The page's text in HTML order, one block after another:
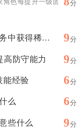
分
如何在影之刃工匠藏宝地任务中获得稀有装备 9分
高防守能力 9分
能经验 6分
么 6分
些什么 9分